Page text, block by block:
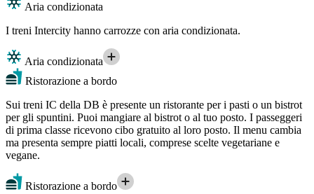
Aria condizionata
I treni Intercity hanno carrozze con aria condizionata.
Aria condizionata
Ristorazione a bordo
Sui treni IC della DB è presente un ristorante per i pasti o un bistrot
per gli spuntini. Puoi mangiare al bistrot o al tuo posto. I passeggeri
di prima classe ricevono cibo gratuito al loro posto. Il menu cambia
ma presenta sempre piatti locali, comprese scelte vegetariane e
vegane.
Ristorazione a bordo